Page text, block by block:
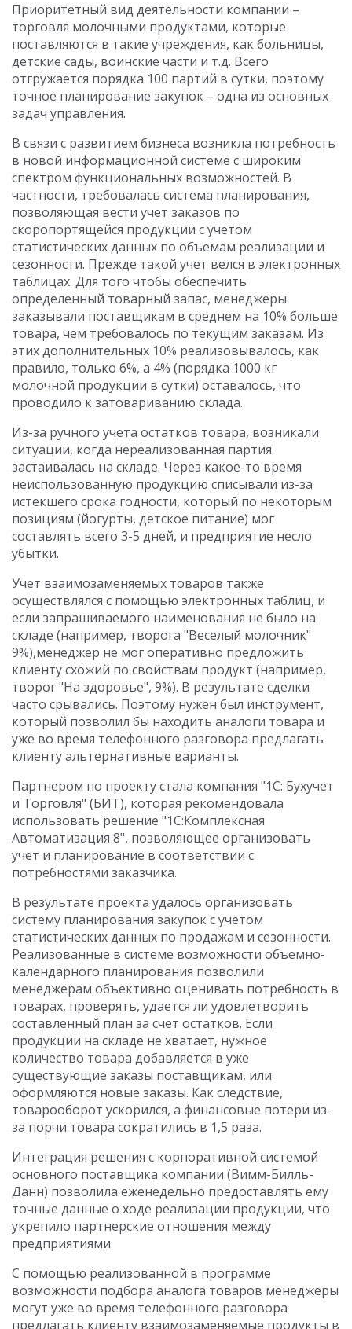
Приоритетный вид деятельности компании –
торговля молочными продуктами, которые
поставляются в такие учреждения, как больницы,
детские сады, воинские части и т.д. Всего
отгружается порядка 100 партий в сутки, поэтому
точное планирование закупок – одна из основных
задач управления.
В связи с развитием бизнеса возникла потребность
в новой информационной системе с широким
спектром функциональных возможностей. В
частности, требовалась система планирования,
позволяющая вести учет заказов по
скоропортящейся продукции с учетом
статистических данных по объемам реализации и
сезонности. Прежде такой учет велся в электронных
таблицах. Для того чтобы обеспечить
определенный товарный запас, менеджеры
заказывали поставщикам в среднем на 10% больше
товара, чем требовалось по текущим заказам. Из
этих дополнительных 10% реализовывалось, как
правило, только 6%, а 4% (порядка 1000 кг
молочной продукции в сутки) оставалось, что
проводило к затовариванию склада.
Из-за ручного учета остатков товара, возникали
ситуации, когда нереализованная партия
застаивалась на складе. Через какое-то время
неиспользованную продукцию списывали из-за
истекшего срока годности, который по некоторым
позициям (йогурты, детское питание) мог
составлять всего 3-5 дней, и предприятие несло
убытки.
Учет взаимозаменяемых товаров также
осуществлялся с помощью электронных таблиц, и
если запрашиваемого наименования не было на
складе (например, творога "Веселый молочник"
9%),менеджер не мог оперативно предложить
клиенту схожий по свойствам продукт (например,
творог "На здоровье", 9%). В результате сделки
часто срывались. Поэтому нужен был инструмент,
который позволил бы находить аналоги товара и
уже во время телефонного разговора предлагать
клиенту альтернативные варианты.
Партнером по проекту стала компания "1С: Бухучет
и Торговля" (БИТ), которая рекомендовала
использовать решение "1С:Комплексная
Автоматизация 8", позволяющее организовать
учет и планирование в соответствии с
потребностями заказчика.
В результате проекта удалось организовать
систему планирования закупок с учетом
статистических данных по продажам и сезонности.
Реализованные в системе возможности объемно-
календарного планирования позволили
менеджерам объективно оценивать потребность в
товарах, проверять, удается ли удовлетворить
составленный план за счет остатков. Если
продукции на складе не хватает, нужное
количество товара добавляется в уже
существующие заказы поставщикам, или
оформляются новые заказы. Как следствие,
товарооборот ускорился, а финансовые потери из-
за порчи товара сократились в 1,5 раза.
Интеграция решения с корпоративной системой
основного поставщика компании (Вимм-Билль-
Данн) позволила еженедельно предоставлять ему
точные данные о ходе реализации продукции, что
укрепило партнерские отношения между
предприятиями.
С помощью реализованной в программе
возможности подбора аналога товаров менеджеры
могут уже во время телефонного разговора
предлагать клиенту взаимозаменяемые продукты в